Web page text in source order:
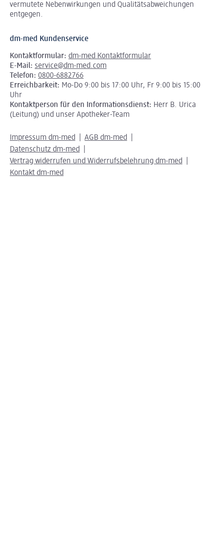
vermutete Nebenwirkungen und Qualitätsabweichungen
entgegen.
dm-med Kundenservice
Kontaktformular: dm-med Kontaktformular
E-Mail: service@dm-med.com
Telefon: 0800-6882766
Erreichbarkeit: Mo-Do 9:00 bis 17:00 Uhr, Fr 9:00 bis 15:00
Uhr
Kontaktperson für den Informationsdienst: Herr B. Urica
(Leitung) und unser Apotheker-Team
Impressum dm-med
AGB dm-med
Datenschutz dm-med
Vertrag widerrufen und Widerrufsbelehrung dm-med
Kontakt dm-med